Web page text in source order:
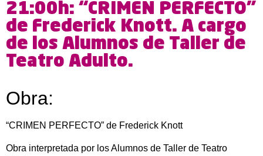
21:00h: “CRIMEN PERFECTO”
de Frederick Knott. A cargo
de los Alumnos de Taller de
Teatro Adulto.
Obra:
“CRIMEN PERFECTO” de Frederick Knott
Obra interpretada por los Alumnos de Taller de Teatro